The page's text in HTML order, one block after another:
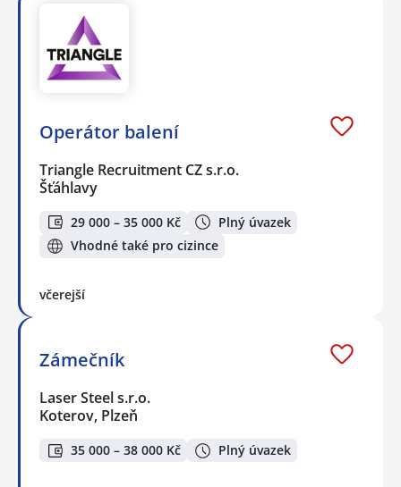
Operátor balení
Triangle Recruitment CZ s.r.o.
Šťáhlavy
29 000 – 35 000 Kč
Plný úvazek
Vhodné také pro cizince
včerejší
Zámečník
Laser Steel s.r.o.
Koterov, Plzeň
35 000 – 38 000 Kč Plný úvazek